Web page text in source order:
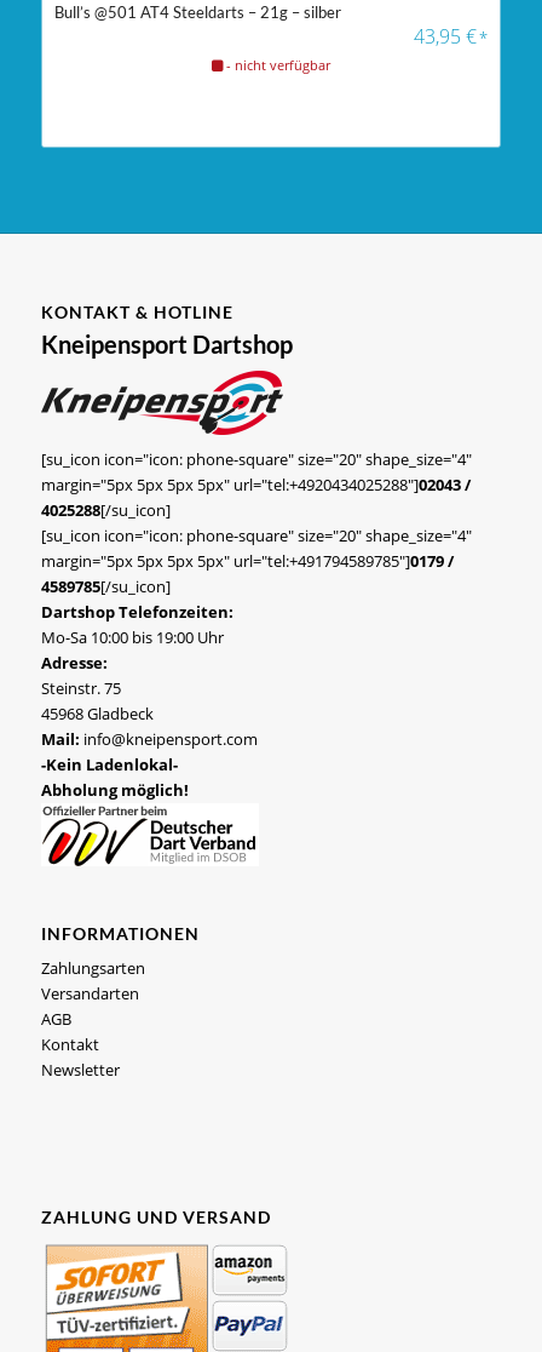
Bull’s @501 AT4 Steeldarts – 21g – silber
43,95€*
- nicht verfügbar
KONTAKT & HOTLINE
Kneipensport Dartshop
[su_icon icon="icon: phone-square" size="20" shape_size="4"
margin="5px 5px 5px 5px" url="tel:+4920434025288"]02043 /
4025288[/su_icon]
[su_icon icon="icon: phone-square" size="20" shape_size="4"
margin="5px 5px 5px 5px" url="tel:+491794589785"]0179 /
4589785[/su_icon]
Dartshop Telefonzeiten:
Mo-Sa 10:00 bis 19:00 Uhr
Adresse:
Steinstr. 75
45968 Gladbeck
Mail: info@kneipensport.com
-Kein Ladenlokal-
Abholung möglich!
INFORMATIONEN
Zahlungsarten
Versandarten
AGB
Kontakt
Newsletter
ZAHLUNG UND VERSAND